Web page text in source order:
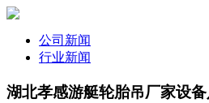
公司新闻
行业新闻
湖北孝感游艇轮胎吊厂家设